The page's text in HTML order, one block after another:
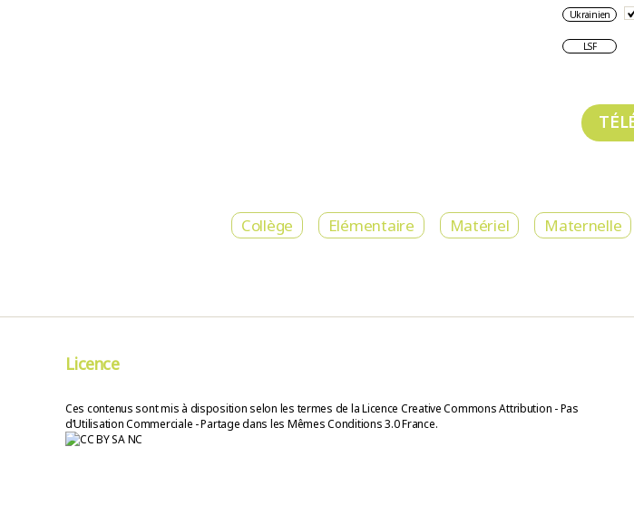
Ukrainien
LSF
Collège Elémentaire Matériel Maternelle
Licence
Ces contenus sont mis à disposition selon les termes de la Licence Creative Commons Attribution - Pas
d’Utilisation Commerciale - Partage dans les Mêmes Conditions 3.0 France.